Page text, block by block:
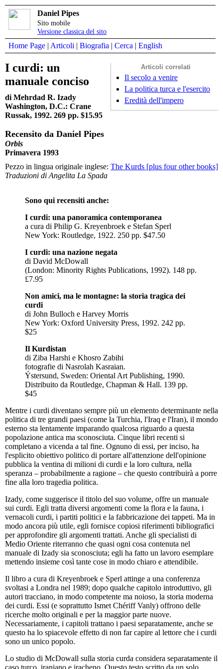
Daniel Pipes
Sito mobile
Versione classica del sito
Home Page | Articoli | Biografia | Cerca | English
Articoli correlati
Il secolo a venire
La politica turca e l'esercito
Eredità dell'impero
I curdi: un
manuale conciso
di Mehrdad R. Izady
Washington, D.C.: Crane
Russak, 1992. 269 pp. $15.95
Recensito da Daniel Pipes
Orbis
Primavera 1993
Pezzo in lingua originale inglese: The Kurds [plus four other books]
Traduzioni di Angelita La Spada
Sono qui recensiti anche:
I curdi: una panoramica contemporanea
a cura di Philip G. Kreyenbroek e Stefan Sperl
New York: Routledge, 1922. 250 pp. $47.50
I curdi: una nazione negata
di David McDowall
(London: Minority Rights Publications, 1992). 148 pp.
£7.95
Non amici, ma le montagne: la storia tragica dei
curdi
di John Bulloch e Harvey Morris
New York: Oxford University Press, 1992. 242 pp.
$25
Il Kurdistan
di Ziba Harshi e Khosro Zabihi
fotografie di Nasrolah Kasraian.
Ýstersund, Sweden: Oriental Art Publishing, 1990.
Distribuito da Routledge, Chapman & Hall. 139 pp.
$45
Mentre i curdi diventano sempre più un elemento determinante nella
politica di tre grandi paesi (come la Turchia, l'Iraq e l'Iran), il mondo
esterno sta lentamente imparando qualcosa riguardo a questa
popolazione antica ma sconosciuta. Cinque libri recenti si
completano a vicenda a tal fine. Ognuno di essi, per inciso, ha
l'esplicito obiettivo politico di portare all'attenzione dell'opinione
pubblica la ventina di milioni di curdi e la loro cultura, nella
speranza – probabilmente a ragione – che questo contribuirà a porre
fine alla loro tragedia politica.
Izady, come suggerisce il titolo del suo volume, offre un manuale
sui curdi. Egli tratta diversi argomenti come la flora e la fauna, i
vernacoli curdi, i partiti politici e la fabbricazione dei tappeti. Ma in
modo ancora più utile, egli fornisce copiosi riferimenti bibliografici
per approfondire gli argomenti trattati. Anche gli specialisti di
Medio Oriente riterranno che quasi ogni cosa contenuta nel
manuale di Izady sia sconosciuta; egli ha fatto un lavoro esemplare
mettendo insieme così tante cose in modo chiaro e attendibile.
Il libro a cura di Kreyenbroek e Sperl attinge a una conferenza
svoltasi a Londra nel 1989; dopo qualche capitolo introduttivo, gli
autori tracciano, in modo competente ma noioso, la storia moderna
dei curdi. Essi (e soprattutto Ismet Chériff Vanly) offrono delle
ricerche molto originali e per la maggior parte nuove.
Necessariamente, i capitoli trattano i paesi separatamente, anche se
questo ha lo spiacevole effetto di non far capire al lettore che i curdi
sono un unico popolo.
Lo studio di McDowall sulla storia curda considera separatamente il
caso turco, iraniano e iracheno. Questo testo scritto da un solo